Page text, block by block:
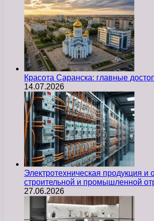
Красота Саранска: главные
14.07.2026
Электротехническая продукция и
строительной и промышленной
27.06.2026